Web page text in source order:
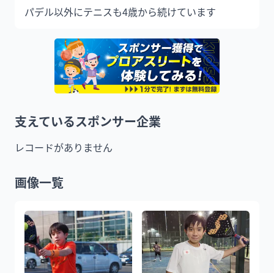
パデル以外にテニスも4歳から続けています
支えているスポンサー企業
レコードがありません
画像一覧